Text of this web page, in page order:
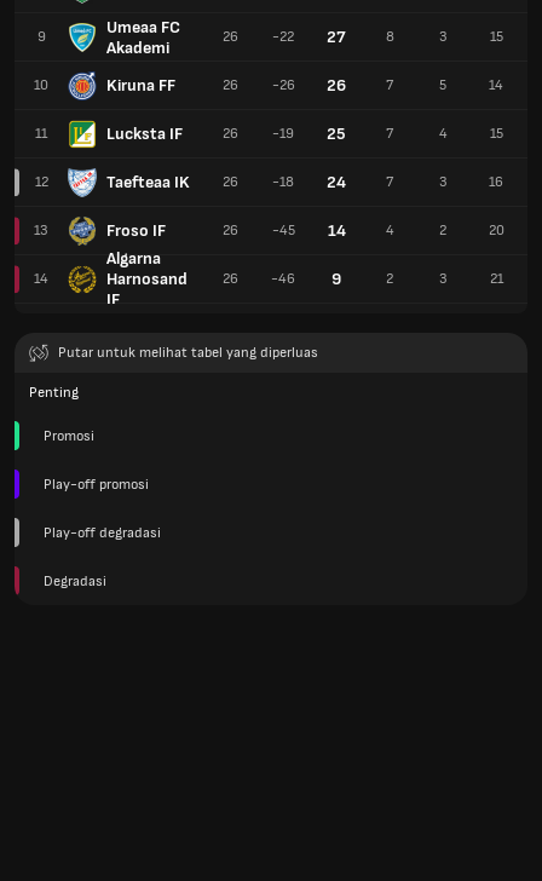
9
Umeaa FC
Akademi
10 Kiruna FF
11 Lucksta IF
12 Taefteaa IK
13 Froso IF
14
Algarna
Harnosand
IF
26 -22 27 8 3 15
26 -26 26 7 5 14
26 -19 25 7 4 15
26 -18 24 7 3 16
26 -45 14 4 2 20
26 -46 9 2 3 21
Putar untuk melihat tabel yang diperluas
Penting
Promosi
Play-off promosi
Play-off degradasi
Degradasi